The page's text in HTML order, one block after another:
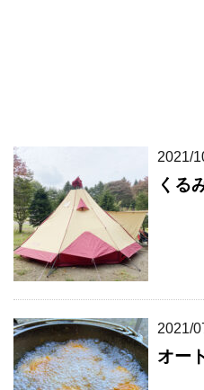
2021/
くる
2021/
オー